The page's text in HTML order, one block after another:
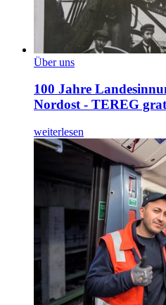
Über uns
100 Jahre
Nordost - TEREG
weiterlesen